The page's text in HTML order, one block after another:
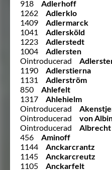
918
Adlerhoff
1262
Adlerklo
1409
Adlermarck
1041
Adlersköld
1223
Adlerstedt
1004
Adlersten
Ointroducerad
1190
Adlerstierna
1131
Adlerström
850
Ahlefelt
1317
Ahlehielm
Ointroducerad
Ointroducerad
von
Ointroducerad
Albrecht
456
Aminoff
1144
Anckarcrantz
1145
Anckarcreutz
1105
Anckarfelt